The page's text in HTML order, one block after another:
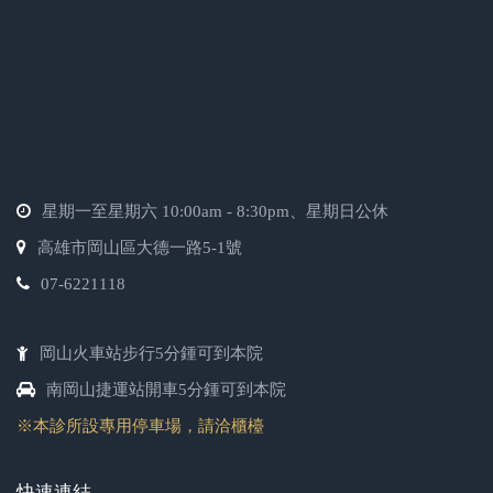
星期一至星期六 10:00am - 8:30pm、星期日公休
高雄市岡山區大德一路5-1號
07-6221118
岡山火車站步行5分鍾可到本院
南岡山捷運站開車5分鍾可到本院
※本診所設專用停車場，請洽櫃檯